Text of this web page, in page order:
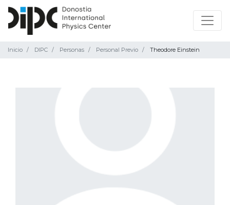
Inicio DIPC Personas Personal Previo Theodore Einstein